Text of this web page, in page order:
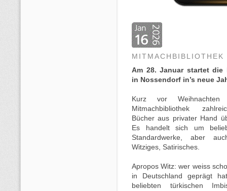
Am 28. Januar startet die
in Nossendorf in’s neue
Kurz vor
Mitmachbibliothek
Bücher aus privater Hand
Es handelt sich um
Standardwerke, aber
Witziges, Satirisches.
Apropos Witz: wer weiss
in Deutschland geprägt
beliebten türkischen